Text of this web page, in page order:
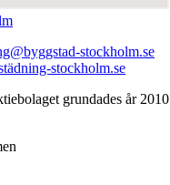
stockholm.se
stockholm.se
grundades år 2010